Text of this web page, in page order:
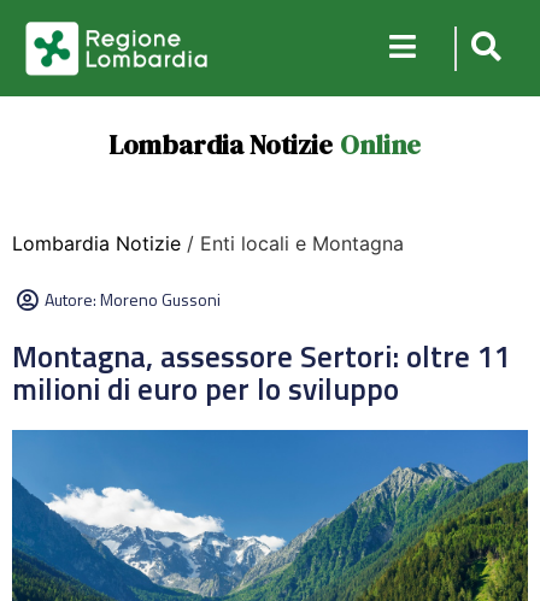
Lombardia Notizie Online
Lombardia Notizie / Enti locali e Montagna
Autore:Moreno Gussoni
Montagna, assessore Sertori: oltre 11
milioni di euro per lo sviluppo